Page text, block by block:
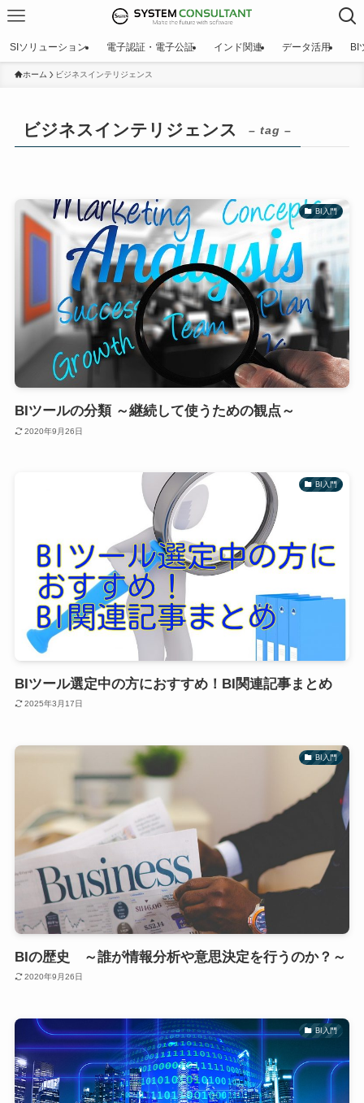
SIソリューション 電子認証・電子公証 インド関連 データ活用 BI
ホーム ビジネスインテリジェンス
ビジネスインテリジェンス – tag –
BI入門
BIツールの分類 ～継続して使うための観点～
2020年9月26日
BI入門
BIツール選定中の方におすすめ！BI関連記事まとめ
2025年3月17日
BI入門
BIの歴史 ～誰が情報分析や意思決定を行うのか？～
2020年9月26日
BI入門